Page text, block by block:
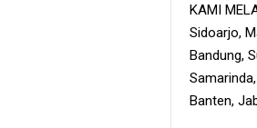
KAMI
Sidoarjo,
Bandung,
Banten,